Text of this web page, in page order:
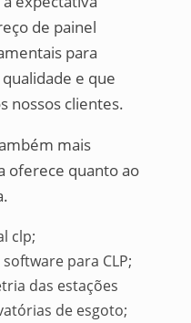
de painel
para
e que
nossos clientes.
mais
oferece quanto ao
clp;
para CLP;
das estações
de esgoto;